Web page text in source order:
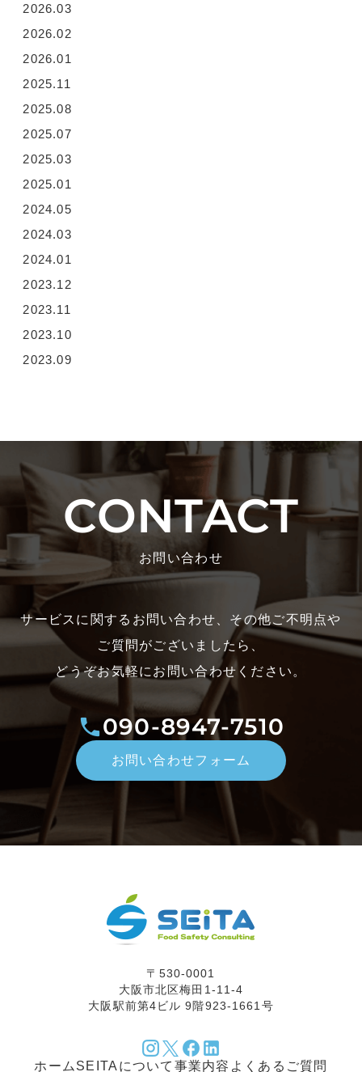
2026.03
2026.02
2026.01
2025.11
2025.08
2025.07
2025.03
2025.01
2024.05
2024.03
2024.01
2023.12
2023.11
2023.10
2023.09
CONTACT
お問い合わせ
サービスに関するお問い合わせ、その他ご不明点や
ご質問がございましたら、
どうぞお気軽にお問い合わせください。
090-8947-7510
お問い合わせフォーム
〒530-0001
大阪市北区梅田1-11-4
大阪駅前第4ビル 9階923-1661 号
ホーム SEITAについて 事業内容 よくあるご質問